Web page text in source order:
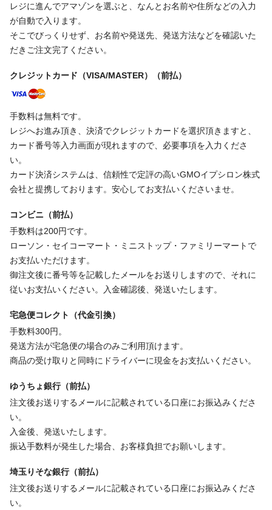
レジに進んでアマゾンを選ぶと、なんとお名前や住所などの入力
が自動で入ります。
そこでびっくりせず、お名前や発送先、発送方法などを確認いた
だきご注文完了ください。
クレジットカード（VISA/MASTER）（前払）
手数料は無料です。
レジへお進み頂き、決済でクレジットカードを選択頂きますと、
カード番号等入力画面が現れますので、必要事項を入力くださ
い。
カード決済システムは、信頼性で定評の高いGMOイプシロン株式
会社と提携しております。安心してお支払いくださいませ。
コンビニ（前払）
手数料は200円です。
ローソン・セイコーマート・ミニストップ・ファミリーマートで
お支払いただけます。
御注文後に番号等を記載したメールをお送りしますので、それに
従いお支払いください。入金確認後、発送いたします。
宅急便コレクト（代金引換）
手数料300円。
発送方法が宅急便の場合のみご利用頂けます。
商品の受け取りと同時にドライバーに現金をお支払いください。
ゆうちょ銀行（前払）
注文後お送りするメールに記載されている口座にお振込みくださ
い。
入金後、発送いたします。
振込手数料が発生した場合、お客様負担でお願いします。
埼玉りそな銀行（前払）
注文後お送りするメールに記載されている口座にお振込みくださ
い。